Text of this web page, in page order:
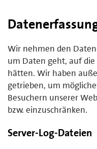
Wir nehmen den
um Daten geht, auf
hätten. Wir haben
getrieben, um
Besuchern unserer
bzw. einzuschränken.
Server-Log-Dateien